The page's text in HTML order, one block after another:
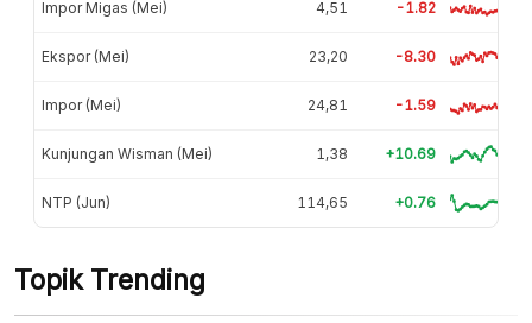
Impor Migas (Mei) 4,51 -1.82
Ekspor (Mei) 23,20 -8.30
Impor (Mei) 24,81 -1.59
Kunjungan Wisman (Mei) 1,38 +10.69
NTP (Jun) 114,65 +0.76
Topik Trending